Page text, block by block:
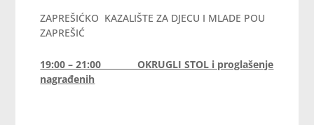
ZAPREŠIĆKO KAZALIŠTE ZA DJECU I MLADE POU
ZAPREŠIĆ
19:00 – 21:00 OKRUGLI STOL i proglašenje
nagrađenih